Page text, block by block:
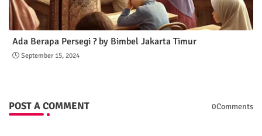
Ada Berapa Persegi ? by Bimbel Jakarta Timur
September 15, 2024
POST A COMMENT 0Comments